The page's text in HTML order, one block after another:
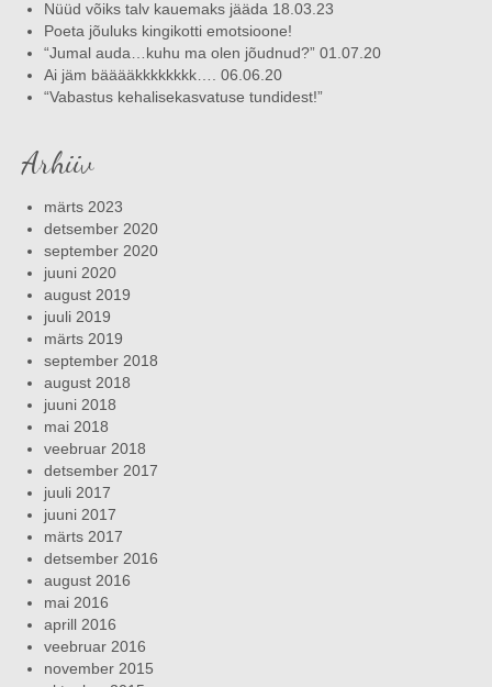
Nüüd võiks talv kauemaks jääda 18.03.23
Poeta jõuluks kingikotti emotsioone!
“Jumal auda…kuhu ma olen jõudnud?” 01.07.20
Ai jäm bääääkkkkkkkk…. 06.06.20
“Vabastus kehalisekasvatuse tundidest!”
Arhiiv
märts 2023
detsember 2020
september 2020
juuni 2020
august 2019
juuli 2019
märts 2019
september 2018
august 2018
juuni 2018
mai 2018
veebruar 2018
detsember 2017
juuli 2017
juuni 2017
märts 2017
detsember 2016
august 2016
mai 2016
aprill 2016
veebruar 2016
november 2015